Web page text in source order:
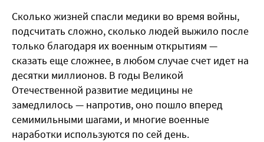
Сколько жизней спасли медики во время войны,
подсчитать сложно, сколько людей выжило после
только благодаря их военным открытиям —
сказать еще сложнее, в любом случае счет идет на
десятки миллионов. В годы Великой
Отечественной развитие медицины не
замедлилось — напротив, оно пошло вперед
семимильными шагами, и многие военные
наработки используются по сей день.